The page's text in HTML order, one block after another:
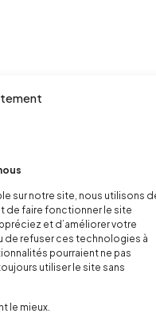
sur notre site, nous utilisons
de faire fonctionner le site
et d’améliorer votre
de refuser ces technologies à
pourraient ne pas
utiliser le site sans
le mieux.